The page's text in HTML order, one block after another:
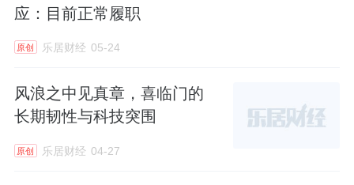
应：目前正常履职
原创 乐居财经 05-24
风浪之中见真章，喜临门的
长期韧性与科技突围
原创 乐居财经 04-27